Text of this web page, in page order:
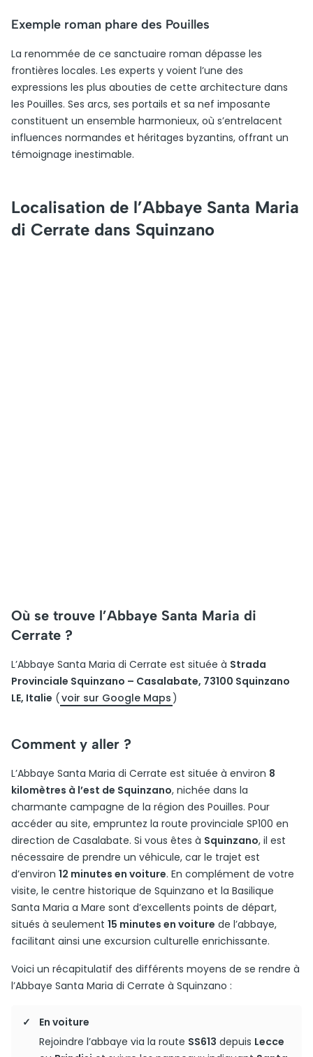
Exemple roman phare des Pouilles
La renommée de ce sanctuaire roman dépasse les
frontières locales. Les experts y voient l’une des
expressions les plus abouties de cette architecture dans
les Pouilles. Ses arcs, ses portails et sa nef imposante
constituent un ensemble harmonieux, où s’entrelacent
influences normandes et héritages byzantins, offrant un
témoignage inestimable.
Localisation de l’Abbaye Santa Maria
di Cerrate dans Squinzano
Où se trouve l’Abbaye Santa Maria di
Cerrate ?
L’Abbaye Santa Maria di Cerrate est située à Strada
Provinciale Squinzano – Casalabate, 73100 Squinzano
LE, Italie (voir sur Google Maps )
Comment y aller ?
L’Abbaye Santa Maria di Cerrate est située à environ 8
kilomètres à l’est de Squinzano, nichée dans la
charmante campagne de la région des Pouilles. Pour
accéder au site, empruntez la route provinciale SP100 en
direction de Casalabate. Si vous êtes à Squinzano, il est
nécessaire de prendre un véhicule, car le trajet est
d’environ 12 minutes en voiture. En complément de votre
visite, le centre historique de Squinzano et la Basilique
Santa Maria a Mare sont d’excellents points de départ,
situés à seulement 15 minutes en voiture de l’abbaye,
facilitant ainsi une excursion culturelle enrichissante.
Voici un récapitulatif des différents moyens de se rendre à
l’Abbaye Santa Maria di Cerrate à Squinzano :
En voiture
Rejoindre l’abbaye via la route SS613 depuis Lecce